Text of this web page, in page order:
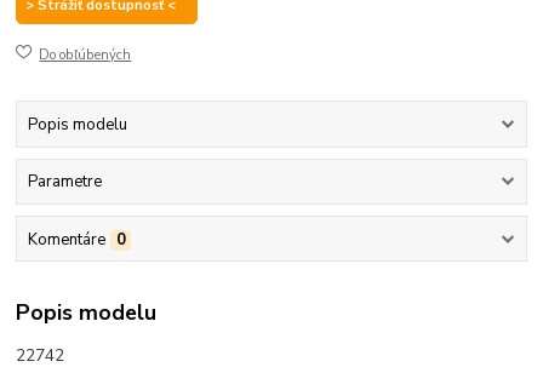
> Strážiť dostupnosť <
Do obľúbených
Popis modelu
Parametre
Komentáre 0
Popis modelu
22742